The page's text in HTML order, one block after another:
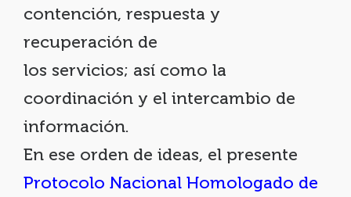
contención, respuesta y
recuperación de
los servicios; así como la
coordinación y el intercambio de
información.
En ese orden de ideas, el presente
Protocolo Nacional Homologado de